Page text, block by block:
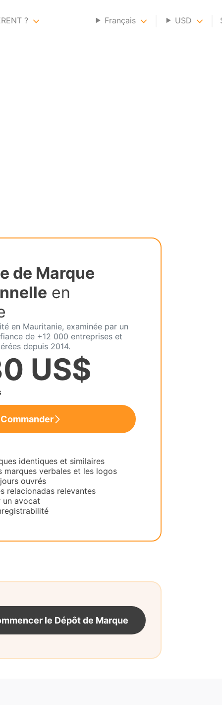
? Français USD
de Marque
en
en Mauritanie, examinée par un
de +12 000 entreprises et
depuis 2014.
US$
Commander
identiques et similaires
marques verbales et les logos
ouvrés
relacionadas relevantes
un avocat
le Dépôt de Marque